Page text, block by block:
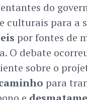
do
culturais para a
por fontes de
O debate
sobre o
para